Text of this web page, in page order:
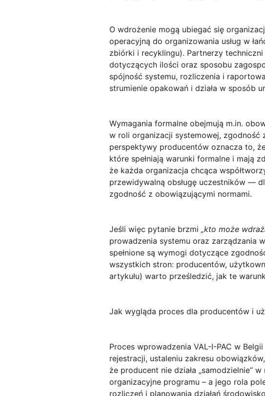
O wdrożenie mogą ubiegać się
operacyjną do organizowania usług w
zbiórki i recyklingu). Partnerzy
dotyczących ilości oraz sposobu
spójność systemu, rozliczenia i
strumienie opakowań i działa w sposób
Wymagania formalne obejmują m.in.
w roli organizacji systemowej,
perspektywy producentów oznacza to,
które spełniają warunki formalne i mają
że każda organizacja chcąca
przewidywalną obsługę uczestników —
zgodność z obowiązującymi normami.
Jeśli więc pytanie brzmi „kto może
prowadzenia systemu oraz zarządzania
spełnione są wymogi dotyczące
wszystkich stron: producentów,
artykułu) warto prześledzić, jak te
Jak wygląda proces dla producentów i
Proces wprowadzenia VAL-I-PAC w Belgii
rejestracji, ustaleniu zakresu
że producent nie działa „samodzielnie”
organizacyjne programu – a jego rola
rozliczeń i planowania działań